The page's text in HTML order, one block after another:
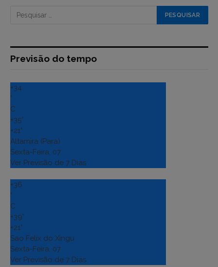
Previsão do tempo
+34
°
C
+35°
+21°
Altamira (Para)
Sexta-Feira, 07
Ver Previsão de 7 Dias
+36
°
C
+39°
+21°
Sao Felix do Xingu
Sexta-Feira, 07
Ver Previsão de 7 Dias